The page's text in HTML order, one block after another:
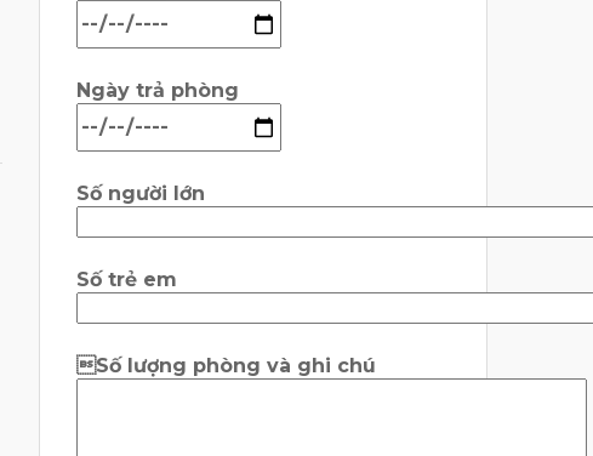
Ngày trả phòng
Số người lớn
Số trẻ em
Số lượng phòng và ghi chú